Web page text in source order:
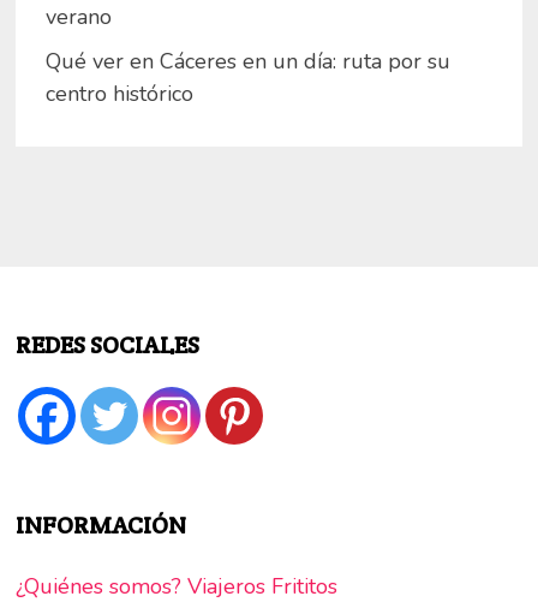
verano
Qué ver en Cáceres en un día: ruta por su
centro histórico
REDES SOCIALES
INFORMACIÓN
¿Quiénes somos? Viajeros Frititos